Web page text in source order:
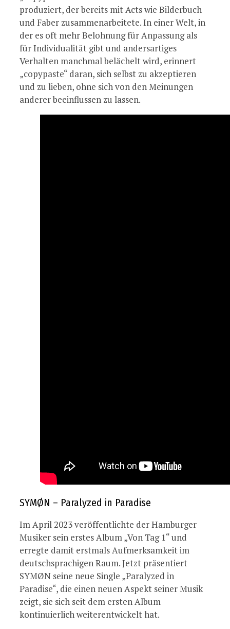
produziert, der bereits mit Acts wie Bilderbuch
und Faber zusammenarbeitete. In einer Welt, in
der es oft mehr Belohnung für Anpassung als
für Individualität gibt und andersartiges
Verhalten manchmal belächelt wird, erinnert
„copypaste“ daran, sich selbst zu akzeptieren
und zu lieben, ohne sich von den Meinungen
anderer beeinflussen zu lassen.
SYMØN – Paralyzed in Paradise
Im April 2023 veröffentlichte der Hamburger
Musiker sein erstes Album „Von Tag 1“ und
erregte damit erstmals Aufmerksamkeit im
deutschsprachigen Raum. Jetzt präsentiert
SYMØN seine neue Single „Paralyzed in
Paradise“, die einen neuen Aspekt seiner Musik
zeigt, sie sich seit dem ersten Album
kontinuierlich weiterentwickelt hat.